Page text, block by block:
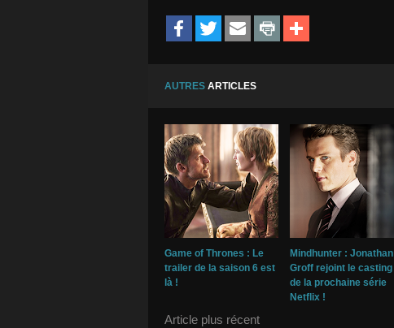
AUTRES ARTICLES
Game of Thrones : Le
trailer de la saison 6 est
là !
Mindhunter : Jonathan
Groff rejoint le casting
de la prochaine série
Netflix !
Article plus récent